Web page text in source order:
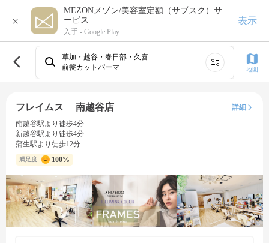
×
MEZONメゾン/美容室定額（サブスク）サ
ービス
入手 - Google Play
表示
草加・越谷・春日部・久喜
前髪カットパーマ
地図
フレイムス 南越谷店
詳細
南越谷駅より徒歩4分
新越谷駅より徒歩4分
蒲生駅より徒歩12分
満足度 100%